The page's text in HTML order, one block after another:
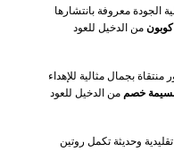
الجودة معروفة بانتشارها
من الدخيل للعود
بجمال مثالية للإهداء
قسيمة خصم من الدخيل للعود
وحديثة تكمل روتين